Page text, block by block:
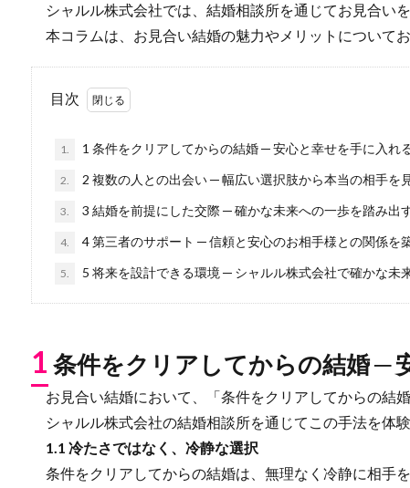
シャルル株式会社では、結婚相談所を通じてお見合い
本コラムは、お見合い結婚の魅力やメリットについてお
目次
1. 1 条件をクリアしてからの結婚 ─ 安心と幸せを手に入れ
2. 2 複数の人との出会い ─ 幅広い選択肢から本当の相手を
3. 3 結婚を前提にした交際 ─ 確かな未来への一歩を踏み出
4. 4 第三者のサポート ─ 信頼と安心のお相手様との関係を
5. 5 将来を設計できる環境 ─ シャルル株式会社で確かな未
1 条件をクリアしてからの結婚 ─
お見合い結婚において、「条件をクリアしてからの結
シャルル株式会社の結婚相談所を通じてこの手法を体
1.1 冷たさではなく、冷静な選択
条件をクリアしてからの結婚は、無理なく冷静に相手を